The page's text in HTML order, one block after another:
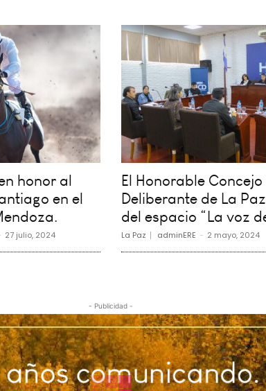
honor al
en el
27 julio, 2024
El Honorable Concejo
Deliberante de La
del espacio “La voz
La Paz adminERE - 2 mayo, 2024
- Publicidad -